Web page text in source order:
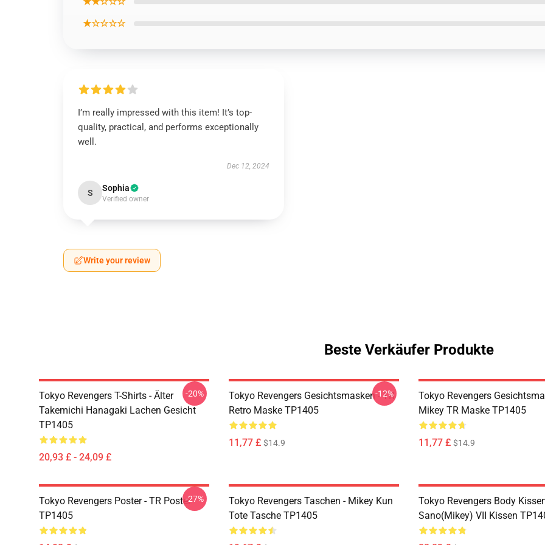
★☆☆☆☆
I’m really impressed with this item! It’s top-
quality, practical, and performs exceptionally
well.
Dec 12, 2024
S Sophia
Verified owner
Write your review
Beste Verkäufer Produkte
Tokyo Revengers T-Shirts - Älter
Takemichi Hanagaki Lachen Gesicht
TP1405
20,93 £ - 24,09 £
-20%
Tokyo Revengers Gesichtsmasken - TR
Retro Maske TP1405
11,77 £ $14.9
-12%
Tokyo Revengers
Mikey TR Maske TP1405
11,77 £ $14.9
Tokyo Revengers Poster - TR Poster
TP1405
-27%
Tokyo Revengers Taschen - Mikey Kun
Tote Tasche TP1405
Tokyo Revengers Body
Sano(Mikey) VII Kissen